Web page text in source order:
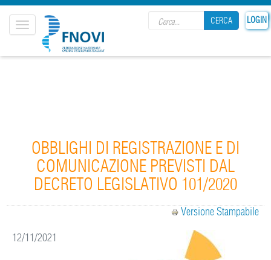
LOGIN
CERCA
Toggle
navigation
OBBLIGHI DI REGISTRAZIONE E DI
COMUNICAZIONE PREVISTI DAL
DECRETO LEGISLATIVO 101/2020
Versione Stampabile
12/11/2021